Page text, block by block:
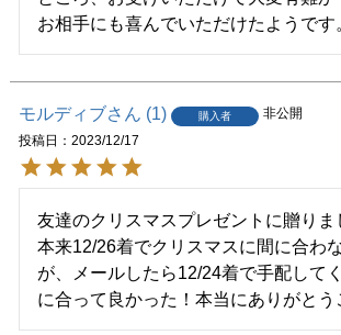
お相手にも喜んでいただけたようです
モルディブ 1 購入者
非公開
投稿日
2023/12/17
友達のクリスマスプレゼントに贈りま
本来12/26着でクリスマスに間に合わ
が、メールしたら12/24着で手配して
に合って良かった！本当にありがとう